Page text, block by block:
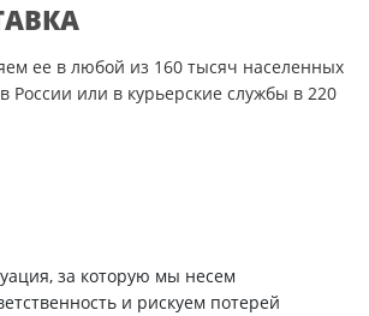
ее в любой из 160 тысяч населенных
России или в курьерские службы в 220
за которую мы несем
и рискуем потерей